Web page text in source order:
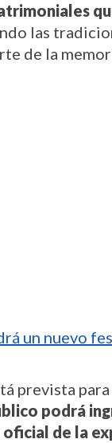
las
de la
un nuevo
prevista para
podrá
de la